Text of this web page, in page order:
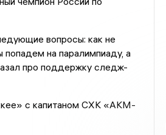
вопросы: как не
на паралимпиаду, а
про поддержку следж-
с капитаном СХК «АКМ-